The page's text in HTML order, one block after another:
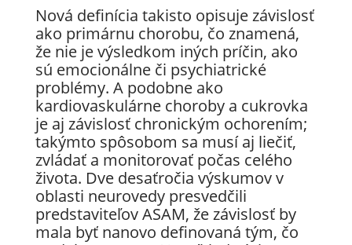
Nová definícia takisto opisuje závislosť
ako primárnu chorobu, čo znamená,
že nie je výsledkom iných príčin, ako
sú emocionálne či psychiatrické
problémy. A podobne ako
kardiovaskulárne choroby a cukrovka
je aj závislosť chronickým ochorením;
takýmto spôsobom sa musí aj liečiť,
zvládať a monitorovať počas celého
života. Dve desaťročia výskumov v
oblasti neurovedy presvedčili
predstaviteľov ASAM, že závislosť by
mala byť nanovo definovaná tým, čo